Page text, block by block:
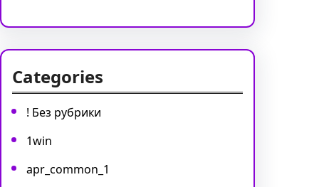
Categories
! Без рубрики
1win
apr_common_1